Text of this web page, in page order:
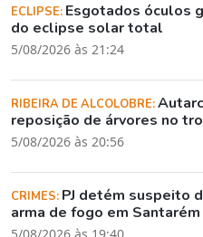
ECLIPSE: Esgotados óculos
do eclipse solar total
5/08/2026 às 21:24
RIBEIRA DE ALCOLOBRE:
reposição de árvores no
5/08/2026 às 20:56
CRIMES: PJ detém suspeito
arma de fogo em Santarém